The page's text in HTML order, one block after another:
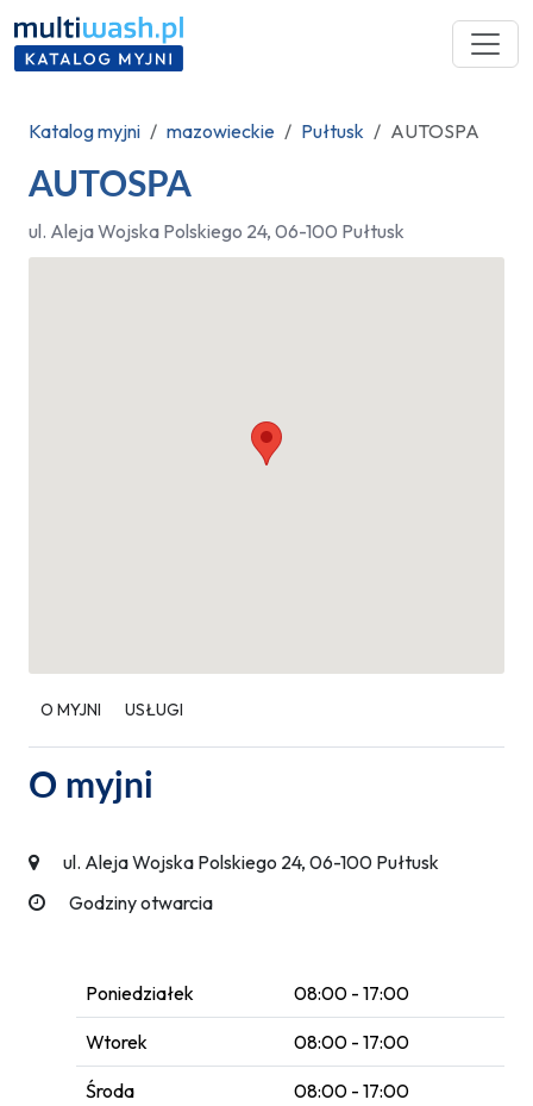
Katalog myjni mazowieckie Pułtusk AUTOSPA
AUTOSPA
ul. Aleja Wojska Polskiego 24, 06-100 Pułtusk
O MYJNI USŁUGI
O myjni
ul. Aleja Wojska Polskiego 24, 06-100 Pułtusk
Godziny otwarcia
Poniedziałek 08:00 - 17:00
Wtorek 08:00 - 17:00
Środa 08:00 - 17:00